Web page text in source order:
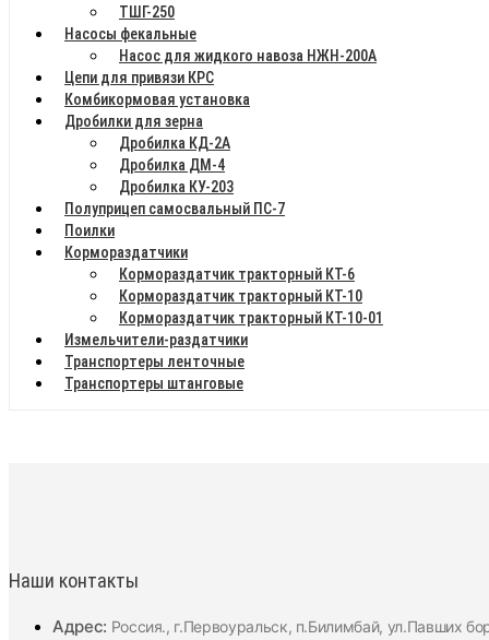
ТШГ-250
Насосы фекальные
Насос для жидкого навоза НЖН-200А
Цепи для привязи КРС
Комбикормовая установка
Дробилки для зерна
Дробилка КД-2А
Дробилка ДМ-4
Дробилка КУ-203
Полуприцеп самосвальный ПС-7
Поилки
Кормораздатчики
Кормораздатчик тракторный КТ-6
Кормораздатчик тракторный КТ-10
Кормораздатчик тракторный КТ-10-01
Измельчители-раздатчики
Транспортеры ленточные
Транспортеры штанговые
Наши контакты
Адрес: Россия., г.Первоуральск, п.Билимбай, ул.Павших